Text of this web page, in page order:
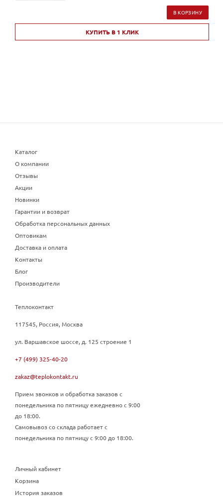
В КОРЗИНУ
КУПИТЬ В 1 КЛИК
Каталог
О компании
Отзывы
Акции
Новинки
Гарантии и возврат
Обработка персональных данных
Оптовикам
Доставка и оплата
Контакты
Блог
Производители
Теплоконтакт
117545, Россия, Москва
ул. Варшавское шоссе, д. 125 строение 1
+7 (499) 325-40-20
zakaz@teplokontakt.ru
Прием звонков и обработка заказов с
понедельника по пятницу ежедневно с 9:00
до 18:00.
Самовывоз со склада работает с
понедельника по пятницу с 9:00 до 18:00.
Личный кабинет
Корзина
История заказов